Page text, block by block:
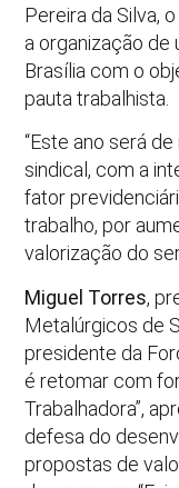
Pereira da Silva, o
a organização de
Brasília com o
pauta trabalhista.
“Este ano será
sindical, com a
fator
trabalho, por
valorização do
Miguel Torres,
Metalúrgicos de
presidente da
é retomar com
Trabalhadora”,
defesa do
propostas de